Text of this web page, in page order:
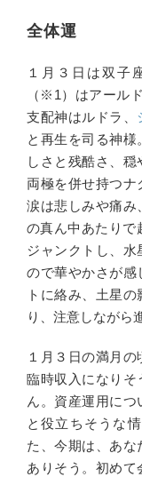
全体運
１月３日は双子
（※1）はアール
支配神はルドラ、
と再生を司る神
しさと残酷さ、
両極を併せ持つナ
涙は悲しみや痛み
の真ん中あたりで
ジャンクトし、
ので華やかさが感
トに絡み、土星
り、注意しながら
１月３日の満月の
臨時収入になりそ
ん。資産運用に
と役立ちそうな
た、今期は、あ
ありそう。初め